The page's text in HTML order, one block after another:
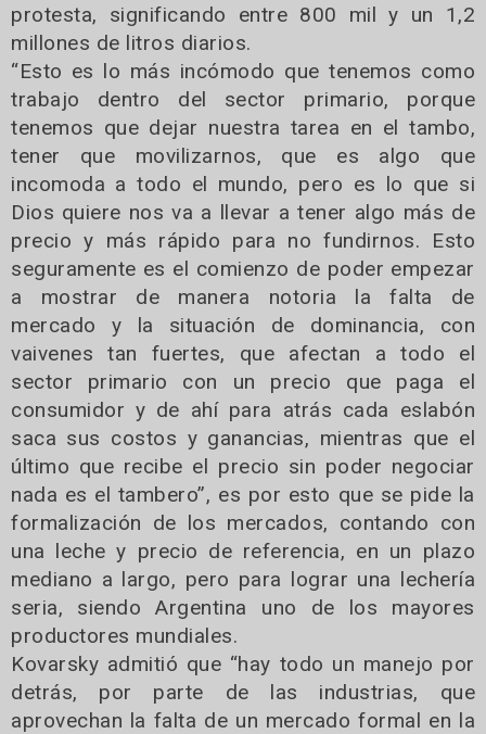
protesta, significando entre 800 mil y un 1,2
millones de litros diarios.
“Esto es lo más incómodo que tenemos como
trabajo dentro del sector primario, porque
tenemos que dejar nuestra tarea en el tambo,
tener que movilizarnos, que es algo que
incomoda a todo el mundo, pero es lo que si
Dios quiere nos va a llevar a tener algo más de
precio y más rápido para no fundirnos. Esto
seguramente es el comienzo de poder empezar
a mostrar de manera notoria la falta de
mercado y la situación de dominancia, con
vaivenes tan fuertes, que afectan a todo el
sector primario con un precio que paga el
consumidor y de ahí para atrás cada eslabón
saca sus costos y ganancias, mientras que el
último que recibe el precio sin poder negociar
nada es el tambero”, es por esto que se pide la
formalización de los mercados, contando con
una leche y precio de referencia, en un plazo
mediano a largo, pero para lograr una lechería
seria, siendo Argentina uno de los mayores
productores mundiales.
Kovarsky admitió que “hay todo un manejo por
detrás, por parte de las industrias, que
aprovechan la falta de un mercado formal en la